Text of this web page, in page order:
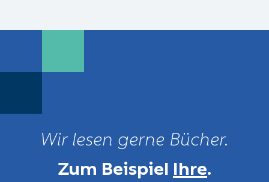
Wir lesen gerne Bücher.
Zum Beispiel Ihre.